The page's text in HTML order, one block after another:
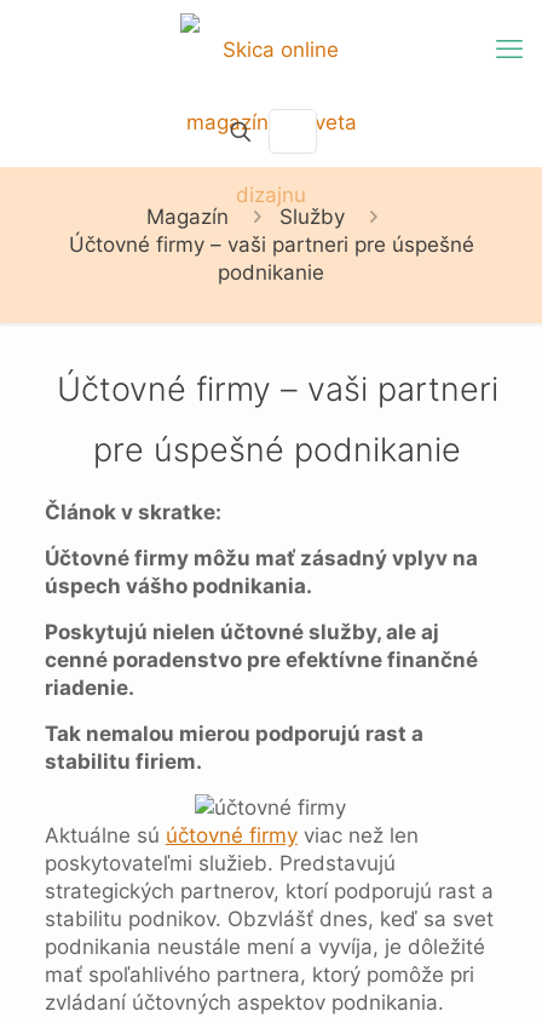
Magazín
Služby
Účtovné firmy – vaši partneri pre úspešné
podnikanie
Účtovné firmy – vaši partneri
pre úspešné podnikanie
Článok v skratke:
Účtovné firmy môžu mať zásadný vplyv na
úspech vášho podnikania.
Poskytujú nielen účtovné služby, ale aj
cenné poradenstvo pre efektívne finančné
riadenie.
Tak nemalou mierou podporujú rast a
stabilitu firiem.
Aktuálne sú účtovné firmyviac než len
poskytovateľmi služieb. Predstavujú
strategických partnerov, ktorí podporujú rast a
stabilitu podnikov. Obzvlášť dnes, keď sa svet
podnikania neustále mení a vyvíja, je dôležité
mať spoľahlivého partnera, ktorý pomôže pri
zvládaní účtovných aspektov podnikania.